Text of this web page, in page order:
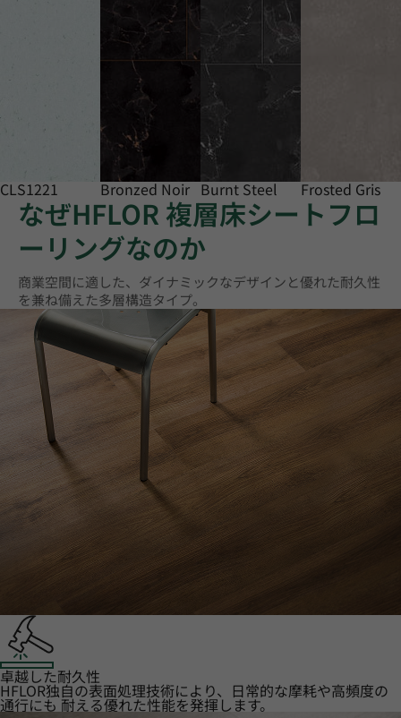
CLS1221 Bronzed Noir Burnt Steel Frosted Gris
なぜHFLOR 複層床シートフロ
ーリングなのか
商業空間に適した、ダイナミックなデザインと優れた耐久性
を兼ね備えた多層構造タイプ。
卓越した耐久性
HFLOR独自の表面処理技術により、日常的な摩耗や高頻度の
通行にも 耐える優れた性能を発揮します。